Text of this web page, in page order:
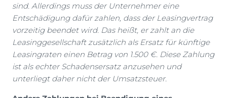
sind. Allerdings muss der Unternehmer eine
Entschädigung dafür zahlen, dass der Leasingvertrag
vorzeitig beendet wird. Das heißt, er zahlt an die
Leasinggesellschaft zusätzlich als Ersatz für künftige
Leasingraten einen Betrag von 1.500 €. Diese Zahlung
ist als echter Schadensersatz anzusehen und
unterliegt daher nicht der Umsatzsteuer.